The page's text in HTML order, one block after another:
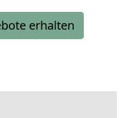
erhalten